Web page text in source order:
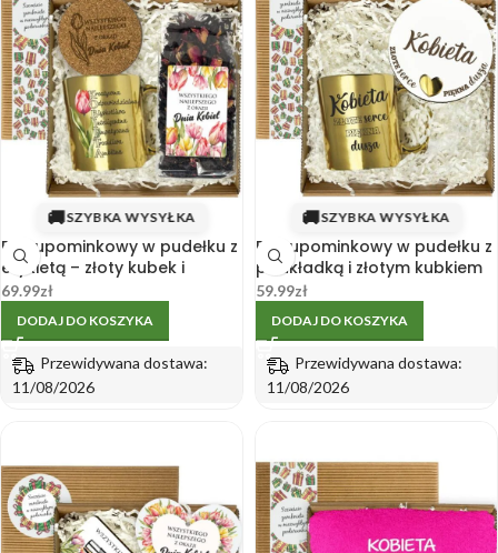
🚚SZYBKA WYSYŁKA
Box upominkowy w pudełku z
etykietą – złoty kubek i
herbata na Dzień Kobiet
69.99zł
DODAJ DO KOSZYKA
Przewidywana dostawa:
11/08/2026
🚚SZYBKA WYSYŁKA
Box upominkowy w pudełku z
podkładką i złotym kubkiem
na Dzień Kobiet
59.99zł
DODAJ DO KOSZYKA
Przewidywana dostawa:
11/08/2026